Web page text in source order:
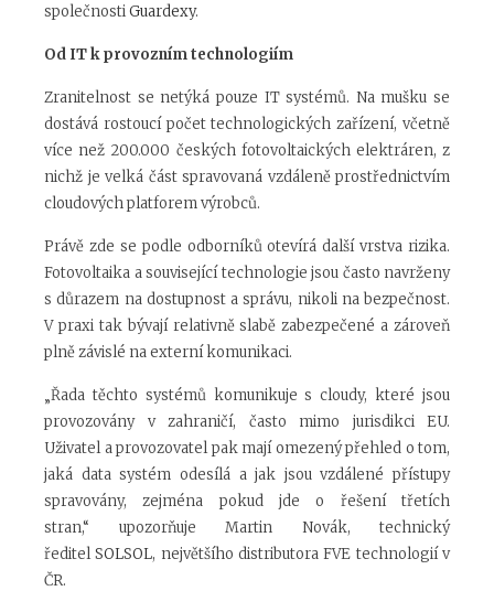
společnostiGuardexy.
Od IT k provozním technologiím
Zranitelnost se netýká pouze IT systémů. Na mušku se
dostává rostoucí počet technologických zařízení, včetně
více než 200.000 českých fotovoltaických elektráren, z
nichž je velká část spravovaná vzdáleně prostřednictvím
cloudových platforem výrobců.
Právě zde se podle odborníků otevírá další vrstva rizika.
Fotovoltaika a související technologie jsou často navrženy
s důrazem na dostupnost a správu, nikoli na bezpečnost.
V praxi tak bývají relativně slabě zabezpečené a zároveň
plně závislé na externí komunikaci.
„Řada těchto systémů komunikuje s cloudy, které jsou
provozovány v zahraničí, často mimo jurisdikci EU.
Uživatel a provozovatel pak mají omezený přehled o tom,
jaká data systém odesílá a jak jsou vzdálené přístupy
spravovány, zejména pokud jde o řešení třetích
stran,“ upozorňuje Martin Novák, technický
ředitelSOLSOL, největšího distributora FVE technologií v
ČR.